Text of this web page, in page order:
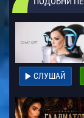
СЛУШАЙ